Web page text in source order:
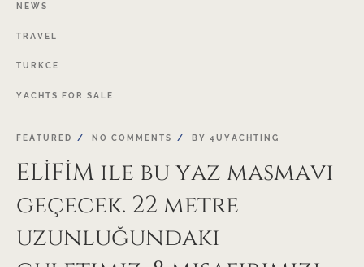
NEWS
TRAVEL
TURKCE
YACHTS FOR SALE
FEATURED NO COMMENTS BY 4UYACHTING
ELİFİM ile bu yaz masmavi
geçecek. 22 metre
uzunluğundaki